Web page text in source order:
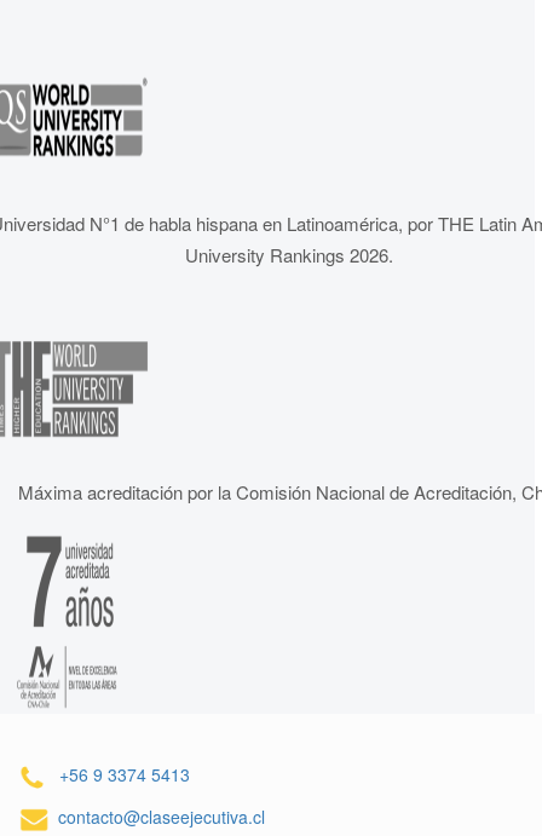
N°1 de habla hispana en Latinoamérica, por THE Latin
University Rankings 2026.
Máxima acreditación por la Comisión Nacional de Acreditación,
+56 9 3374 5413
contacto@claseejecutiva.cl